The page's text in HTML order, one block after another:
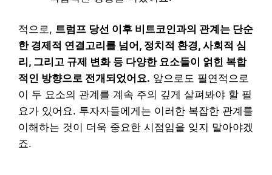
적으로, 트럼프 당선 이후 비트코인과의 관계는 단순
한 경제적 연결고리를 넘어, 정치적 환경, 사회적 심
리, 그리고 규제 변화 등 다양한 요소들이 얽힌 복합
적인 방향으로 전개되었어요. 앞으로도 필연적으로
이 두 요소의 관계를 계속 주의 깊게 살펴봐야 할 필
요가 있어요. 투자자들에게는 이러한 복잡한 관계를
이해하는 것이 더욱 중요한 시점임을 잊지 말아야겠
죠.